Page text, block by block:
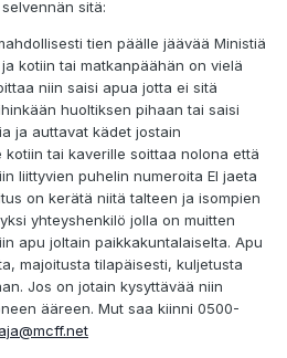
sitä:
tien päälle jäävää Ministiä
kotiin tai matkanpäähän on vielä
niin saisi apua jotta ei sitä
huoltiksen pihaan tai saisi
ja auttavat kädet jostain
kotiin tai kaverille soittaa nolona että
liittyvien puhelin numeroita EI jaeta
on kerätä niitä talteen ja isompien
yhteyshenkilö jolla on muitten
apu joltain paikkakuntalaiselta. Apu
majoitusta tilapäisesti, kuljetusta
Jos on jotain kysyttävää niin
ääreen. Mut saa kiinni 0500-